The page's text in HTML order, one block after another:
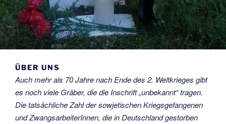
ÜBER UNS
Auch mehr als 70 Jahre nach Ende des 2. Weltkrieges gibt
es noch viele Gräber, die die Inschrift „unbekannt“ tragen.
Die tatsächliche Zahl der sowjetischen Kriegsgefangenen
und ZwangsarbeiterInnen, die in Deutschland gestorben